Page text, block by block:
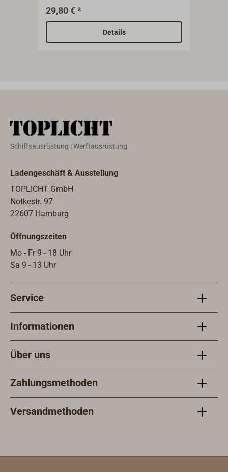
dehnungsarme Seilkonstruktion,
geeignet für unterschiedlichste
Abspannungen und Aufhängungen.
29,80 € *
Details
Schiffsausrüstung | Werftausrüstung
Ladengeschäft & Ausstellung
TOPLICHT GmbH
Notkestr. 97
22607 Hamburg
Öffnungszeiten
Mo - Fr 9 - 18 Uhr
Sa 9 - 13 Uhr
Service
Informationen
Über uns
Zahlungsmethoden
Versandmethoden